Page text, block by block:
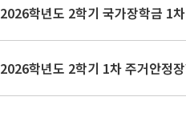
2026학년도 2학기 국가장학금 1
2026학년도 2학기 1차 주거안정